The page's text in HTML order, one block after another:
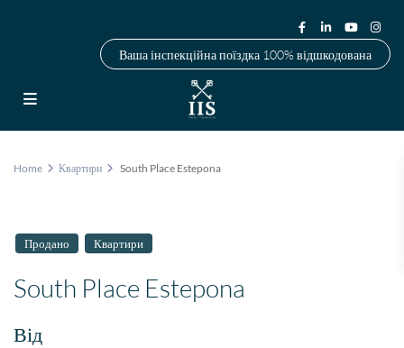
Ваша інспекційна поїздка 100% відшкодована
Home Квартири South Place Estepona
Продано Квартири
South Place Estepona
Від